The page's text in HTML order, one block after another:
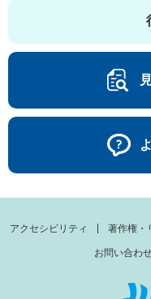
アクセシビリティ 著作権・
お問い合わ